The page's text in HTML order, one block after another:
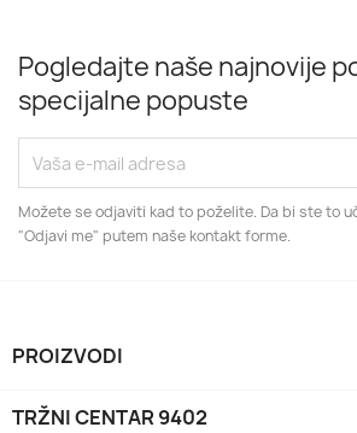
Pogledajte naše najnovije
specijalne popuste
Možete se odjaviti kad to poželite. Da bi ste to
"Odjavi me" putem naše kontakt forme.
PROIZVODI
TRŽNI CENTAR 9402